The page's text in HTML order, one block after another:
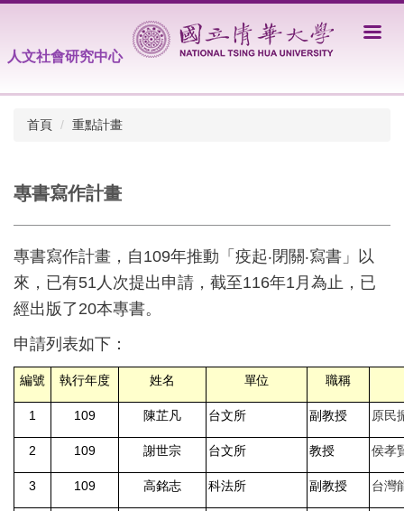
主
人文社會研究中心
首頁 重點計畫
專書寫作計畫
專書寫作計畫，自109年推動「疫起‧閉關‧寫書」以
來，已有51人次提出申請，截至116年1月為止，已
經出版了20本專書。
申請列表如下：
編號 執行年度 姓名 單位 職稱
1 109 陳芷凡 台文所 副教授 原民
2 109 謝世宗 台文所 教授 侯孝
3 109 高銘志 科法所 副教授 台灣